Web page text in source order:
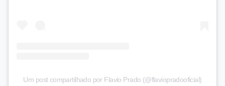
Um post compartilhado por Flavio Prado (@flaviopradooficial)